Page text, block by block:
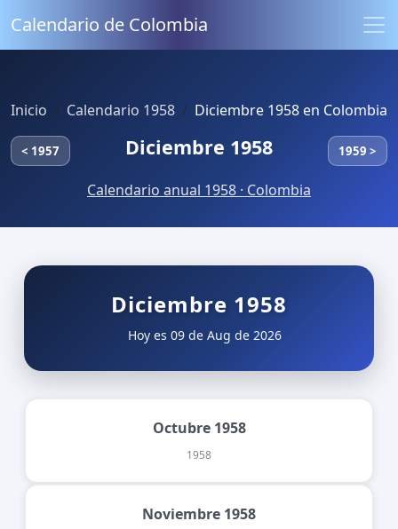
Calendario de Colombia
Inicio Calendario 1958 Diciembre 1958 en Colombia
< 1957 Diciembre 1958 1959 >
Calendario anual 1958 · Colombia
Diciembre 1958
Hoy es 09 de Aug de 2026
Octubre 1958
1958
Noviembre 1958